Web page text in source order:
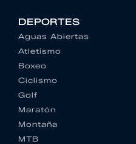
DEPORTES
Aguas Abiertas
Atletismo
Boxeo
Ciclismo
Golf
Maratón
Montaña
MTB